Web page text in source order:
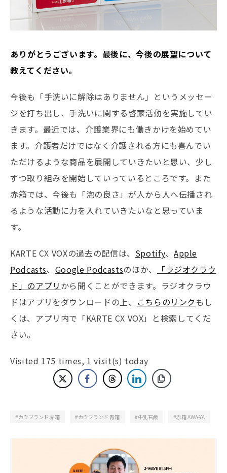
――ありがとうございます。最後に、今後の展望について
教えてください。
今後も「手洗いに解除はありません」というメッセー
ジを打ち出し、手洗いに関する啓蒙活動を実施してい
きます。最近では、介護業界にも働きかけを始めてい
ます。介護者だけではなく介護される方にも喜んでい
ただけるような商品を展開していきたいと思い、少し
ずつ取り組みを開始していっているところです。また
赤箱では、今後も「泡の良さ」が人から人へ伝播され
るような活動に力を入れていきたいなと思っていま
す。
KARTE CX VOXの過去の配信は、 Spotify、 Apple
Podcasts、 Google Podcastsのほか、
「ラジオクラウ
ド」のアプリ から聞くことができます。ラジオクラウ
ドはアプリをダウンロードの上、 こちらのリンクもし
くは、アプリ内で「KARTE CX VOX」と検索してくだ
さい。
Visited 175 times, 1 visit(s) today
カウブランド 赤箱 カウブランド 青箱 牛乳石鹸 赤箱 AWA-YA